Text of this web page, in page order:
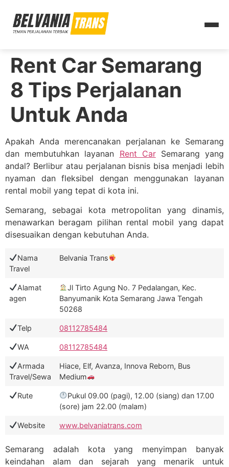
Rent Car Semarang
8 Tips Perjalanan
Untuk Anda
Apakah Anda merencanakan perjalanan ke Semarang
dan membutuhkan layanan Rent CarSemarang yang
andal? Berlibur atau perjalanan bisnis bisa menjadi lebih
nyaman dan fleksibel dengan menggunakan layanan
rental mobil yang tepat di kota ini.
Semarang, sebagai kota metropolitan yang dinamis,
menawarkan beragam pilihan rental mobil yang dapat
disesuaikan dengan kebutuhan Anda.
Nama
Travel
Belvania Trans
Alamat
agen
Jl Tirto Agung No. 7 Pedalangan, Kec.
Banyumanik Kota Semarang Jawa Tengah
50268
Telp 08112785484
WA 08112785484
Armada
Travel/Sewa
Hiace, Elf, Avanza, Innova Reborn, Bus
Medium
Rute
Pukul 09.00 (pagi), 12.00 (siang) dan 17.00
(sore) jam 22.00 (malam)
Website www.belvaniatrans.com
Semarang adalah kota yang menyimpan banyak
keindahan alam dan sejarah yang menarik untuk